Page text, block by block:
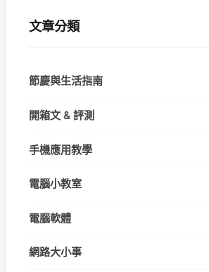
文章分類
節慶與生活指南
開箱文 & 評測
手機應用教學
電腦小教室
電腦軟體
網路大小事